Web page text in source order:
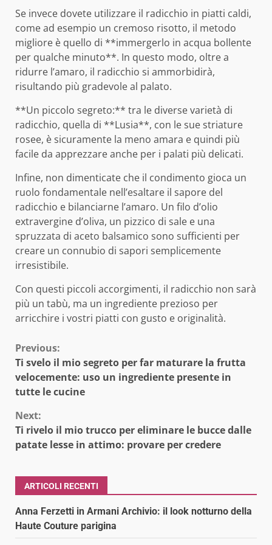
Se invece dovete utilizzare il radicchio in piatti caldi,
come ad esempio un cremoso risotto, il metodo
migliore è quello di **immergerlo in acqua bollente
per qualche minuto**. In questo modo, oltre a
ridurre l’amaro, il radicchio si ammorbidirà,
risultando più gradevole al palato.
**Un piccolo segreto:** tra le diverse varietà di
radicchio, quella di **Lusia**, con le sue striature
rosee, è sicuramente la meno amara e quindi più
facile da apprezzare anche per i palati più delicati.
Infine, non dimenticate che il condimento gioca un
ruolo fondamentale nell’esaltare il sapore del
radicchio e bilanciarne l’amaro. Un filo d’olio
extravergine d’oliva, un pizzico di sale e una
spruzzata di aceto balsamico sono sufficienti per
creare un connubio di sapori semplicemente
irresistibile.
Con questi piccoli accorgimenti, il radicchio non sarà
più un tabù, ma un ingrediente prezioso per
arricchire i vostri piatti con gusto e originalità.
Continue
Reading
Previous:
Ti svelo il mio segreto per far maturare la frutta
velocemente: uso un ingrediente presente in
tutte le cucine
Next:
Ti rivelo il mio trucco per eliminare le bucce dalle
patate lesse in attimo: provare per credere
ARTICOLI RECENTI
Anna Ferzetti in Armani Archivio: il look notturno della
Haute Couture parigina